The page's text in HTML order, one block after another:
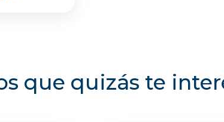
que quizás te